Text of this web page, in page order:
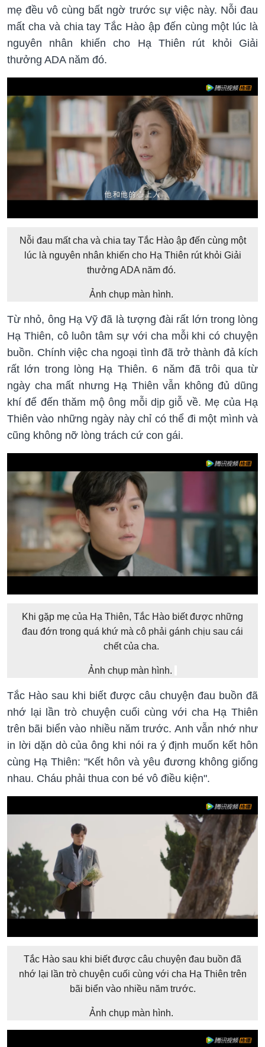
mẹ đều vô cùng bất ngờ trước sự việc này. Nỗi đau
mất cha và chia tay Tắc Hào ập đến cùng một lúc là
nguyên nhân khiến cho Hạ Thiên rút khỏi Giải
thưởng ADA năm đó.
Nỗi đau mất cha và chia tay Tắc Hào ập đến cùng một
lúc là nguyên nhân khiến cho Hạ Thiên rút khỏi Giải
thưởng ADA năm đó.
Ảnh chụp màn hình.
Từ nhỏ, ông Hạ Vỹ đã là tượng đài rất lớn trong lòng
Hạ Thiên, cô luôn tâm sự với cha mỗi khi có chuyện
buồn. Chính việc cha ngoại tình đã trở thành đả kích
rất lớn trong lòng Hạ Thiên. 6 năm đã trôi qua từ
ngày cha mất nhưng Hạ Thiên vẫn không đủ dũng
khí để đến thăm mộ ông mỗi dịp giỗ về. Mẹ của Hạ
Thiên vào những ngày này chỉ có thể đi một mình và
cũng không nỡ lòng trách cứ con gái.
Khi gặp mẹ của Hạ Thiên, Tắc Hào biết được những
đau đớn trong quá khứ mà cô phải gánh chịu sau cái
chết của cha.
Ảnh chụp màn hình.
Tắc Hào sau khi biết được câu chuyện đau buồn đã
nhớ lại lần trò chuyện cuối cùng với cha Hạ Thiên
trên bãi biển vào nhiều năm trước. Anh vẫn nhớ như
in lời dặn dò của ông khi nói ra ý định muốn kết hôn
cùng Hạ Thiên: "Kết hôn và yêu đương không giống
nhau. Cháu phải thua con bé vô điều kiện".
Tắc Hào sau khi biết được câu chuyện đau buồn đã
nhớ lại lần trò chuyện cuối cùng với cha Hạ Thiên trên
bãi biển vào nhiều năm trước.
Ảnh chụp màn hình.